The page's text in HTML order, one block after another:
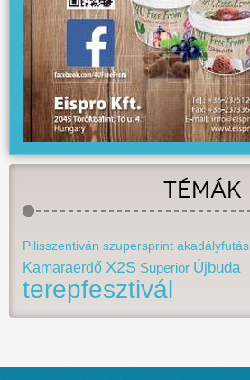
TÉMÁK
Pilisszentiván szupersprint akadályfutás
Kamaraerdő X2S Superior Újbuda
terepfesztivál